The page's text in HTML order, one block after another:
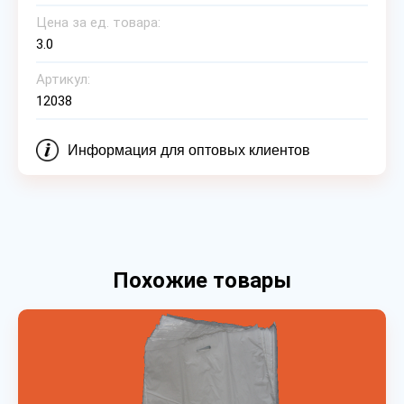
Цена за ед. товара:
3.0
Артикул:
12038
Информация для оптовых клиентов
Похожие товары